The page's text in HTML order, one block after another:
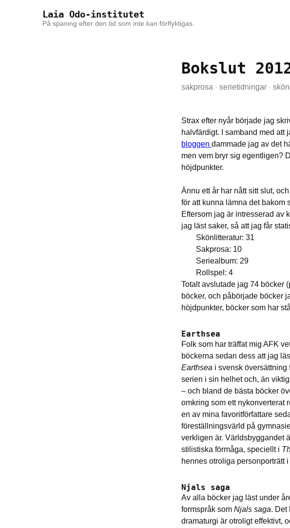
Laia Odo-institutet
På spaning efter den tid som inte kan förflyktigas.
Bokslut
sakprosa · serietidningar ·
Strax efter nyår började jag
halvfärdigt. I samband med att
bloggen dammade jag av det
men vem bryr sig egentligen?
höjdpunkter.
Ännu ett år har nått sitt slut,
för att kunna lämna det bakom
Eftersom jag är intresserad av
jag läst saker, så att jag får
Skönlitteratur: 31
Sakprosa: 10
Seriealbum: 29
Rollspel: 4
Totalt avslutade jag 74 böcker
böcker, och påbörjade böcker
höjdpunkter, böcker som har
Earthsea
Folk som har träffat mig AFK
böckerna sedan dess att jag
Earthsea i svensk översättning
serien i sin helhet och, än
– och bland de bästa böcker
omkring som ett nykonverterat
en av mina favoritförfattare
föreställningsvärld på
verkligen är. Världsbyggandet
stilistiska förmåga, speciellt i
hennes otroliga personporträtt i
Njals saga
Av alla böcker jag läst under
formspråk som Njals saga. Det
dramaturgi är otroligt effektivt,